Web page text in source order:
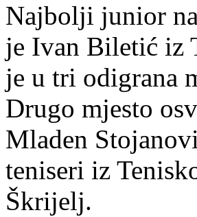
Najbolji junior
je Ivan Biletić iz
je u tri odigrana
Drugo mjesto
Mladen
teniseri iz
Škrijelj.